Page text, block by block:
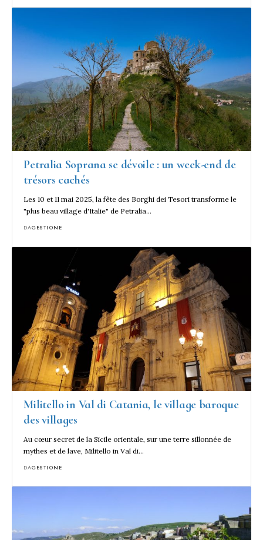
Petralia Soprana se dévoile : un week-end de
trésors cachés
Les 10 et 11 mai 2025, la fête des Borghi dei Tesori transforme le
"plus beau village d'Italie" de Petralia…
DAGESTIONE
Militello in Val di Catania, le village baroque
des villages
Au cœur secret de la Sicile orientale, sur une terre sillonnée de
mythes et de lave, Militello in Val di…
DAGESTIONE